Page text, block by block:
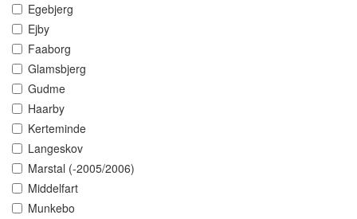
Egebjerg
Ejby
Faaborg
Glamsbjerg
Gudme
Haarby
Kerteminde
Langeskov
Marstal (-2005/2006)
Middelfart
Munkebo